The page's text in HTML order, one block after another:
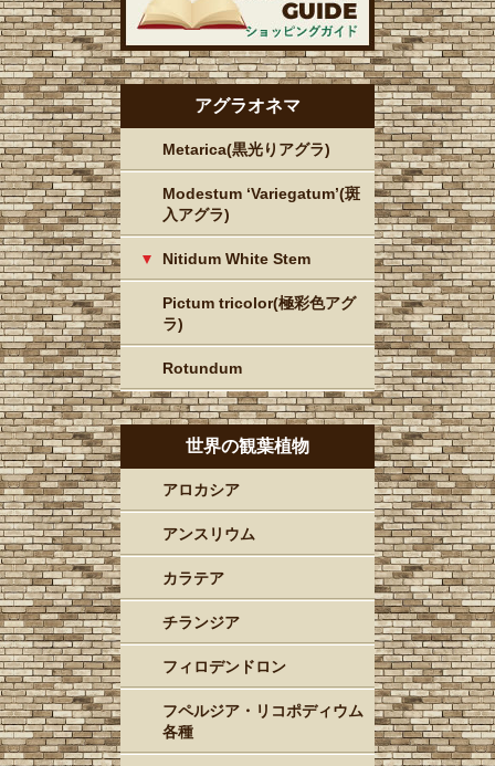
アグラオネマ
Metarica(黒光りアグラ)
Modestum ‘Variegatum’(斑
入アグラ)
Nitidum White Stem
Pictum tricolor(極彩色アグ
ラ)
Rotundum
世界の観葉植物
アロカシア
アンスリウム
カラテア
チランジア
フィロデンドロン
フペルジア・リコポディウム
各種